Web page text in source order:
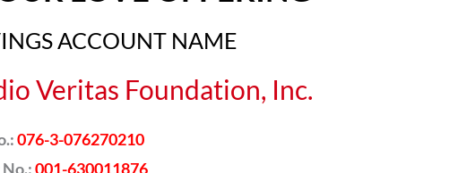
ACCOUNT NAME
Veritas Foundation, Inc.
076-3-076270210
001-630011876